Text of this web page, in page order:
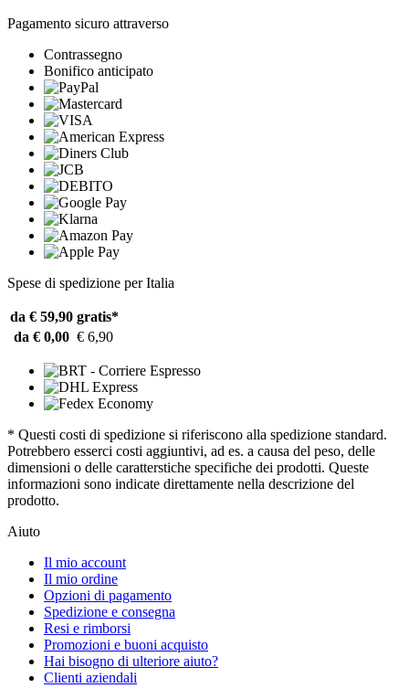
Pagamento sicuro attraverso
Contrassegno
Bonifico anticipato
Spese di spedizione per Italia
da € 59,90 gratis*
da € 0,00 € 6,90
* Questi costi di spedizione si riferiscono alla spedizione standard.
Potrebbero esserci costi aggiuntivi, ad es. a causa del peso, delle
dimensioni o delle caratterstiche specifiche dei prodotti. Queste
informazioni sono indicate direttamente nella descrizione del
prodotto.
Aiuto
Il mio account
Il mio ordine
Opzioni di pagamento
Spedizione e consegna
Resi e rimborsi
Promozioni e buoni acquisto
Hai bisogno di ulteriore aiuto?
Clienti aziendali